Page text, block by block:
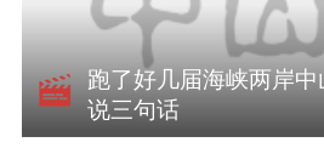
跑了好几届海峡两岸
说三句话